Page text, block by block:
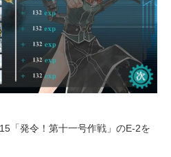
「発令！第十一号作戦」のE-2を